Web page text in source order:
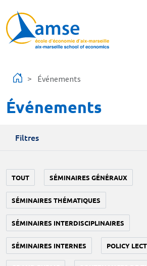
Événements
Événements
Filtres
TOUT SÉMINAIRES GÉNÉRAUX
SÉMINAIRES THÉMATIQUES
SÉMINAIRES INTERDISCIPLINAIRES
SÉMINAIRES INTERNES POLICY